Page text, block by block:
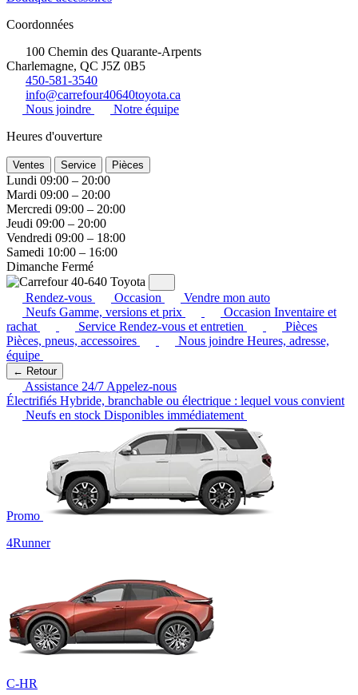
Coordonnées
100 Chemin des Quarante-Arpents
Charlemagne, QC J5Z 0B5
450-581-3540
info@carrefour40640toyota.ca
Nous joindre
Notre équipe
Heures d'ouverture
Ventes Service Pièces
Lundi 09:00 – 20:00
Mardi 09:00 – 20:00
Mercredi 09:00 – 20:00
Jeudi 09:00 – 20:00
Vendredi 09:00 – 18:00
Samedi 10:00 – 16:00
Dimanche Fermé
Rendez-vous Occasion
Vendre mon auto
Neufs Gamme, versions et prix Occasion Inventaire et
rachat
Service Rendez-vous et entretien
Pièces
Pièces, pneus, accessoires
Nous joindre Heures, adresse,
équipe
← Retour
Assistance 24/7 Appelez-nous
Électrifiés Hybride, branchable ou électrique : lequel vous convient
Neufs en stock Disponibles immédiatement
Promo
4Runner
C-HR